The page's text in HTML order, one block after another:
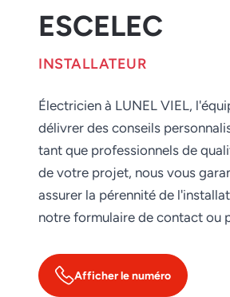
ESCELEC
INSTALLATEUR
Électricien à LUNEL VIEL,
délivrer des conseils
tant que professionnels de
de votre projet, nous vous
assurer la pérennité de
notre formulaire de contact ou
Afficher le numéro